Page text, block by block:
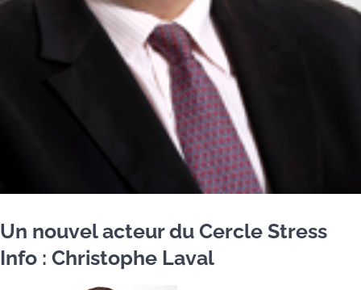
Un nouvel acteur du Cercle Stress
Info : Christophe Laval